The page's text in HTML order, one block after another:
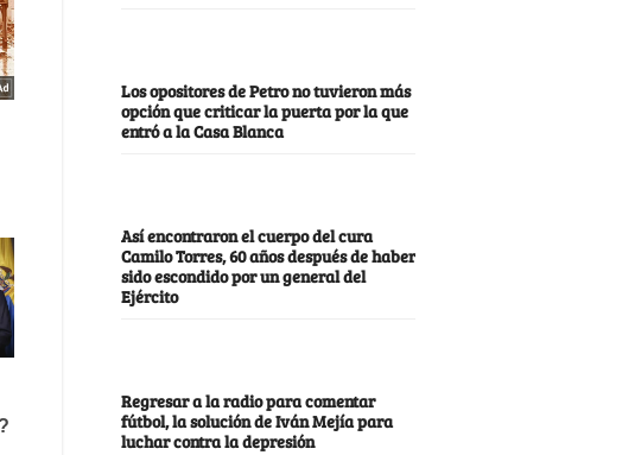
Los opositores de Petro no tuvieron más
opción que criticar la puerta por la que
entró a la Casa Blanca
Así encontraron el cuerpo del cura
Camilo Torres, 60 años después de haber
sido escondido por un general del
Ejército
Regresar a la radio para comentar
fútbol, la solución de Iván Mejía para
luchar contra la depresión